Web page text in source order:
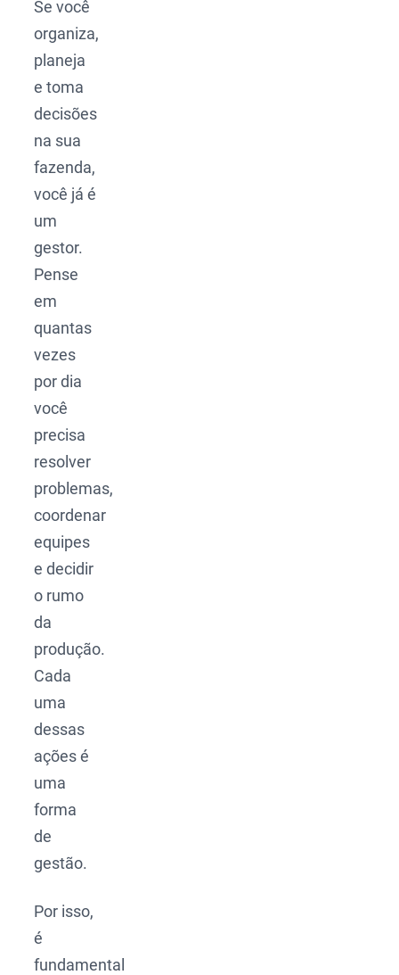
Se você
organiza,
planeja
e toma
decisões
na sua
fazenda,
você já é
um
gestor.
Pense
em
quantas
vezes
por dia
você
precisa
resolver
problemas,
coordenar
equipes
e decidir
o rumo
da
produção.
Cada
uma
dessas
ações é
uma
forma
de
gestão.
Por isso,
é
fundamental